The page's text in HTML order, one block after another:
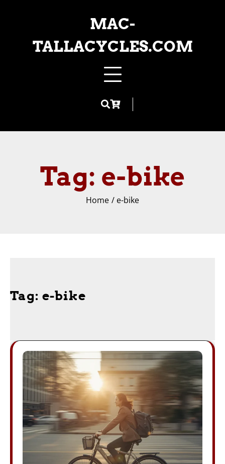
MAC-
TALLACYCLES.COM
Tag: e-bike
Home e-bike
Tag: e-bike